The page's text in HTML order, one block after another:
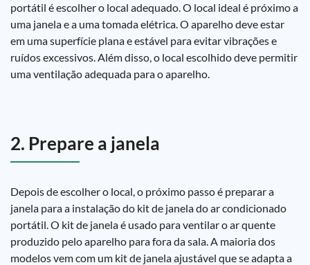
portátil é escolher o local adequado. O local ideal é próximo a
uma janela e a uma tomada elétrica. O aparelho deve estar
em uma superfície plana e estável para evitar vibrações e
ruídos excessivos. Além disso, o local escolhido deve permitir
uma ventilação adequada para o aparelho.
2. Prepare a janela
Depois de escolher o local, o próximo passo é preparar a
janela para a instalação do kit de janela do ar condicionado
portátil. O kit de janela é usado para ventilar o ar quente
produzido pelo aparelho para fora da sala. A maioria dos
modelos vem com um kit de janela ajustável que se adapta a